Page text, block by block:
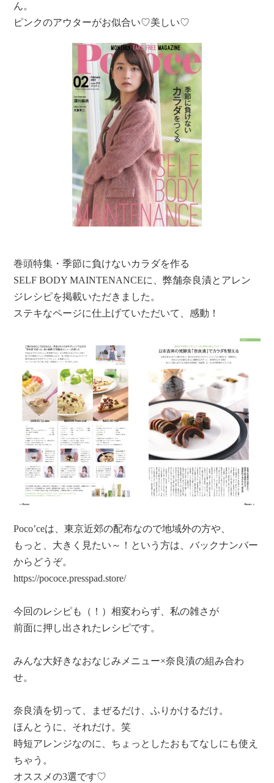
ん。
ピンクのアウターがお似合い♡美しい♡
巻頭特集・季節に負けないカラダを作る
SELF BODY MAINTENANCEに、弊舗奈良漬とアレン
ジレシピを掲載いただきました。
ステキなページに仕上げていただいて、感動！
Poco’ceは、東京近郊の配布なので地域外の方や、
もっと、大きく見たい～！という方は、バックナンバー
からどうぞ。
https://pococe.presspad.store/
今回のレシピも（！）相変わらず、私の雑さが
前面に押し出されたレシピです。
みんな大好きなおなじみメニュー×奈良漬の組み合わ
せ。
奈良漬を切って、まぜるだけ、ふりかけるだけ。
ほんとうに、それだけ。笑
時短アレンジなのに、ちょっとしたおもてなしにも使え
ちゃう。
オススメの3選です♡